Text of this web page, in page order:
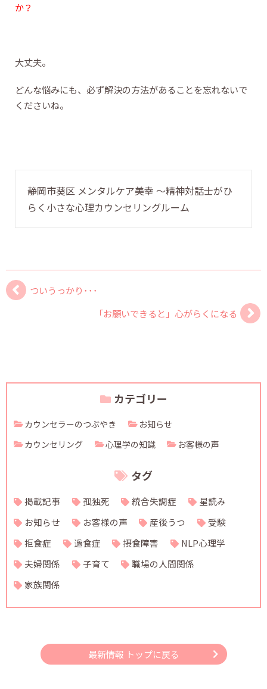
か？
大丈夫。
どんな悩みにも、必ず解決の方法があることを忘れないで
くださいね。
静岡市葵区 メンタルケア美幸 〜精神対話士がひ
らく小さな心理カウンセリングルーム
ついうっかり･･･
「お願いできると」心がらくになる
カテゴリー
カウンセラーのつぶやき
お知らせ
カウンセリング
心理学の知識 お客様の声
タグ
掲載記事 孤独死 統合失調症
星読み
お知らせ
お客様の声 産後うつ
受験
拒食症
過食症 摂食障害
NLP心理学
夫婦関係
子育て
職場の人間関係
家族関係
最新情報 トップに戻る